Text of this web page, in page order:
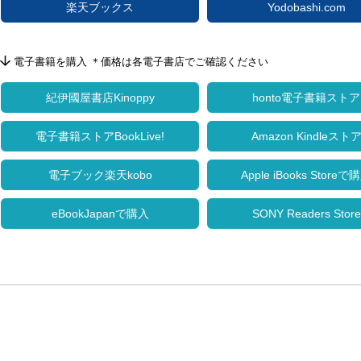
楽天ブックス Yodobashi.com
電子書籍を購入 ＊価格は各電子書店でご確認ください
紀伊國屋書店Kinoppy honto電子書籍ストア
電子書籍ストアBookLive! Amazon Kindleストア
電子ブック楽天kobo Apple iBooks Storeで
eBookJapanで購入 SONY Readers Store